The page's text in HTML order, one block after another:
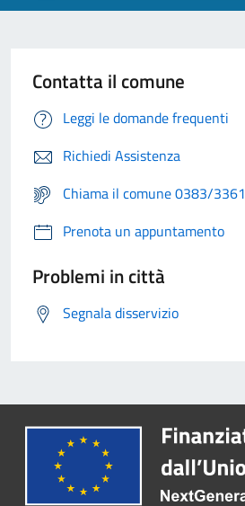
Contatta il comune
Leggi le domande frequenti
Richiedi Assistenza
Chiama il comune 0383/3361
Prenota un appuntamento
Problemi in città
Segnala disservizio